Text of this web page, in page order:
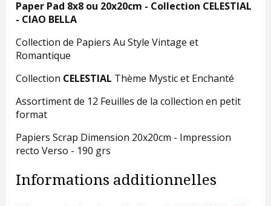
Paper Pad 8x8 ou 20x20cm - Collection CELESTIAL
- CIAO BELLA
Collection de Papiers Au Style Vintage et
Romantique
Collection CELESTIAL Thème Mystic et Enchanté
Assortiment de 12 Feuilles de la collection en petit
format
Papiers Scrap Dimension 20x20cm - Impression
recto Verso - 190 grs
Informations additionnelles